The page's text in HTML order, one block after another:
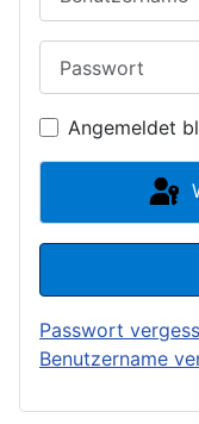
Angemeldet
Passwort
Benutzername